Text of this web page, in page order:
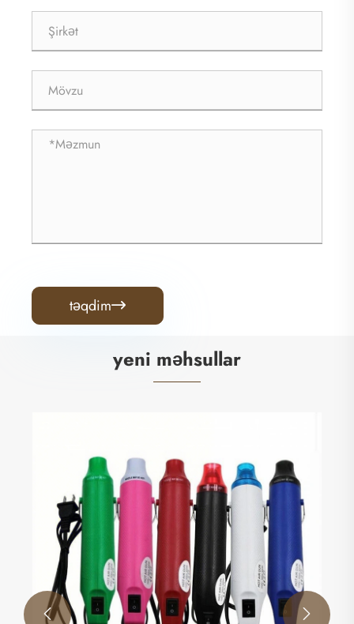
təqdim
yeni məhsullar
Ətraflı Baxın >>
 